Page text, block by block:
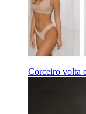
Corceiro volta